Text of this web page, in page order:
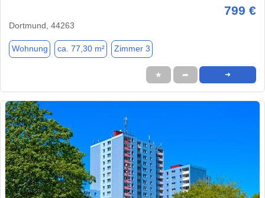
799 €
Dortmund, 44263
Wohnung ca. 77,30 m² Zimmer 3
★ ➦ ➜